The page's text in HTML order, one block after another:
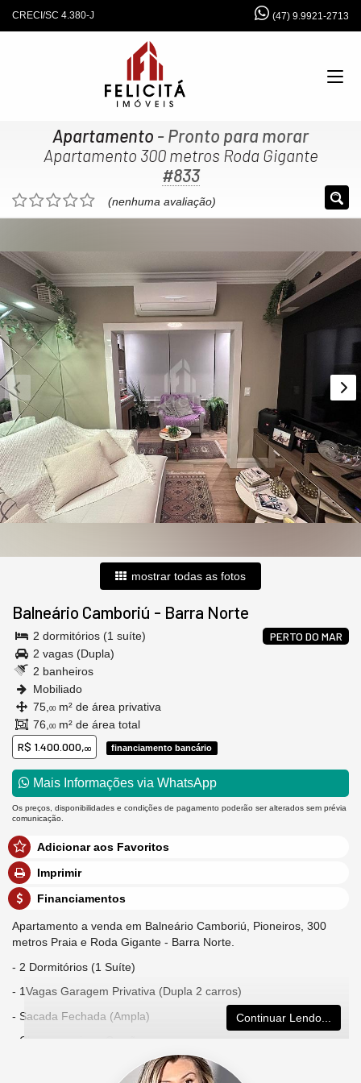
CRECI/SC 4.380-J (47) 9.9921-2713
Apartamento - Pronto para morar
Apartamento 300 metros Roda Gigante
#833
(nenhuma avaliação)
mostrar todas as fotos
Balneário Camboriú - Barra Norte
PERTO DO MAR
2 dormitórios (1 suíte)
2 vagas (Dupla)
2 banheiros
Mobiliado
75, 00 m² de área privativa
76, 00 m² de área total
R$ 1.400.000,00 financiamento bancário
Mais Informações via WhatsApp
Os preços, disponibilidades e condições de pagamento poderão ser alterados sem prévia
comunicação.
Adicionar aos Favoritos
Imprimir
Financiamentos
Apartamento a venda em Balneário Camboriú, Pioneiros, 300
metros Praia e Roda Gigante - Barra Norte.
- 2 Dormitórios (1 Suíte)
- 1Vagas Garagem Privativa (Dupla 2 carros)
- Sacada Fechada (Ampla)
- Churrasqueira a Carvão
- Sol da tarde com posição norte
Continuar Lendo...